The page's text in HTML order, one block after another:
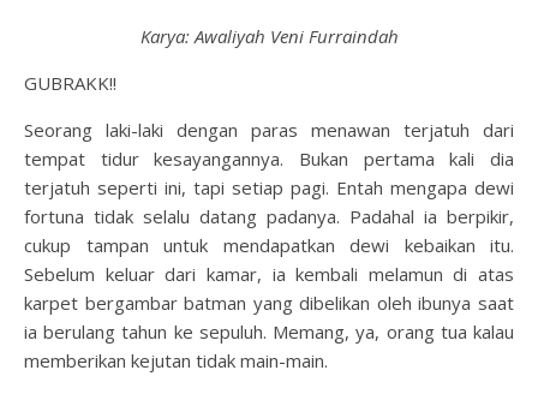
Karya: Awaliyah Veni Furraindah
GUBRAKK!!
Seorang laki-laki dengan paras menawan terjatuh dari
tempat tidur kesayangannya. Bukan pertama kali dia
terjatuh seperti ini, tapi setiap pagi. Entah mengapa dewi
fortuna tidak selalu datang padanya. Padahal ia berpikir,
cukup tampan untuk mendapatkan dewi kebaikan itu.
Sebelum keluar dari kamar, ia kembali melamun di atas
karpet bergambar batman yang dibelikan oleh ibunya saat
ia berulang tahun ke sepuluh. Memang, ya, orang tua kalau
memberikan kejutan tidak main-main.